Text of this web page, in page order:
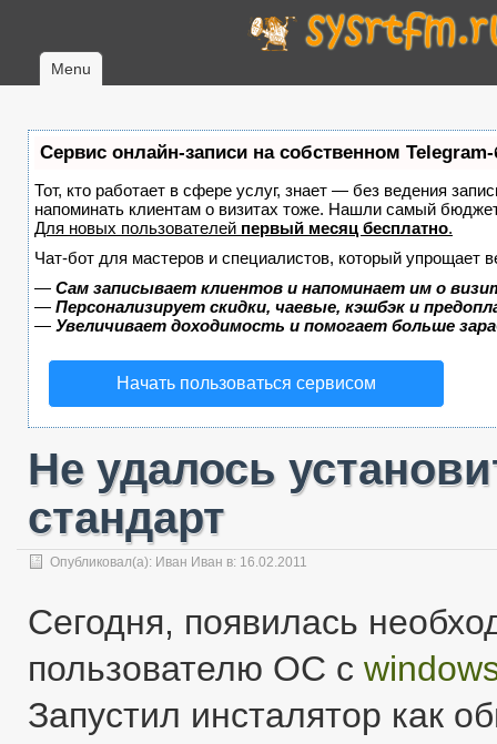
Menu
Сервис онлайн-записи на собственном Telegram-
Тот, кто работает в сфере услуг, знает — без ведения
напоминать клиентам о визитах тоже. Нашли самый
Для новых пользователей первый месяц бесплатно.
Чат-бот для мастеров и специалистов, который упрощает
— Сам записывает клиентов и напоминает им о
— Персонализирует скидки, чаевые, кэшбэк и
— Увеличивает доходимость и помогает больше
Начать пользоваться сервисом
Не удалось
стандарт
Опубликовал(а): Иван Иван в: 16.02.2011
Сегодня, появилась
пользователю ОС с
Запустил инсталятор как